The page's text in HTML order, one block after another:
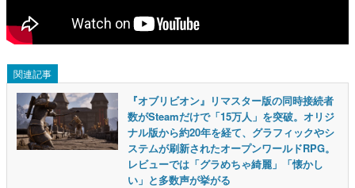
関連記事
『オブリビオン』リマスター版の同時接続者
数がSteamだけで「15万人」を突破。オリジ
ナル版から約20年を経て、グラフィックやシ
ステムが刷新されたオープンワールドRPG。
レビューでは「グラめちゃ綺麗」「懐かし
い」と多数声が挙がる